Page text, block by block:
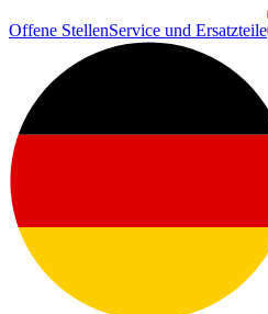
Offene StellenService und Ersatzteile